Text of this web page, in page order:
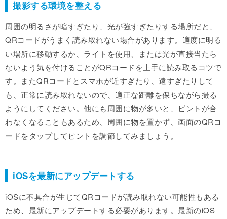
撮影する環境を整える
周囲の明るさが暗すぎたり、光が強すぎたりする場所だと、
QRコードがうまく読み取れない場合があります。適度に明る
い場所に移動するか、ライトを使用、または光が直接当たら
ないよう気を付けることがQRコードを上手に読み取るコツで
す。またQRコードとスマホが近すぎたり、遠すぎたりして
も、正常に読み取れないので、適正な距離を保ちながら撮る
ようにしてください。他にも周囲に物が多いと、ピントが合
わなくなることもあるため、周囲に物を置かず、画面のQRコ
ードをタップしてピントを調節してみましょう。
iOSを最新にアップデートする
iOSに不具合が生じてQRコードが読み取れない可能性もある
ため、最新にアップデートする必要があります。最新のiOS